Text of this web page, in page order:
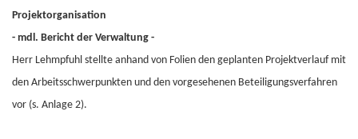
Projektorganisation
- mdl. Bericht der Verwaltung -
Herr Lehmpfuhl stellte anhand von Folien den geplanten Projektverlauf mit
den Arbeitsschwerpunkten und den vorgesehenen Beteiligungsverfahren
vor (s. Anlage 2).